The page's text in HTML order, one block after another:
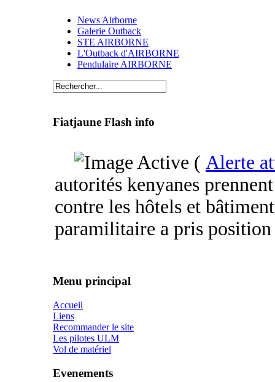
News Airborne
Galerie Outback
STE AIRBORNE
L'Outback d'AIRBORNE
Pendulaire AIRBORNE
Fiatjaune Flash info
( Alerte
autorités kenyanes
contre les hôtels et
paramilitaire a pris
Menu principal
Accueil
Liens
Recommander le site
Les pilotes ULM
Vol de matériel
Evenements